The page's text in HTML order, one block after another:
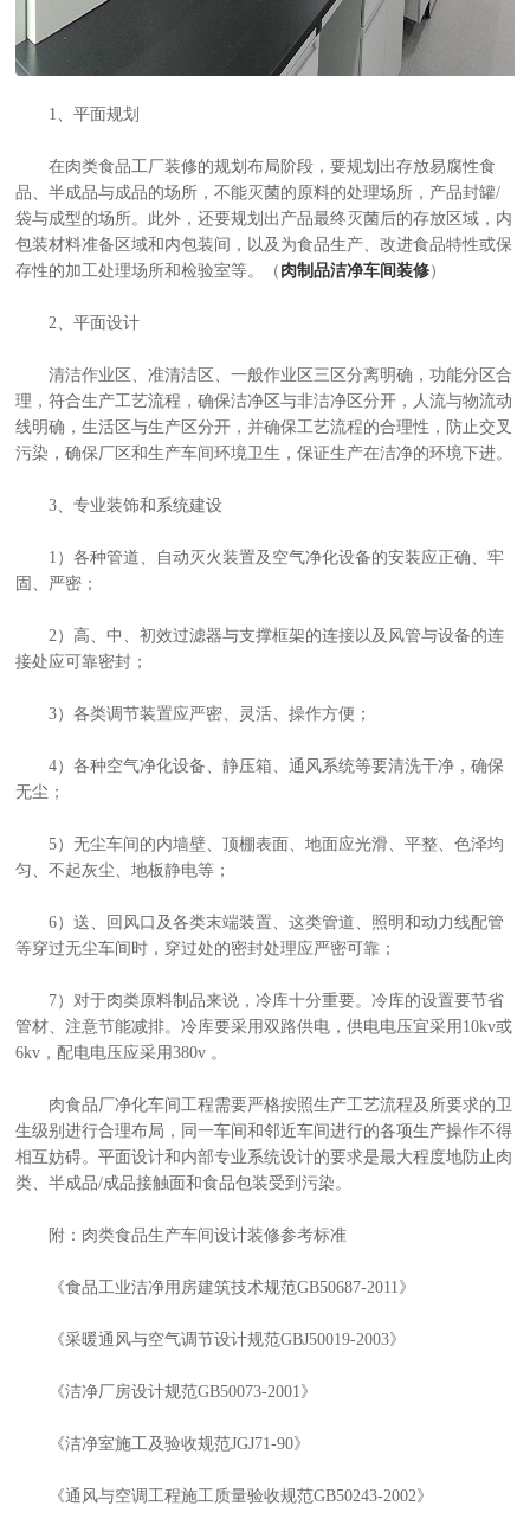
1、平面规划
在肉类食品工厂装修的规划布局阶段，要规划出存放易腐性食
品、半成品与成品的场所，不能灭菌的原料的处理场所，产品封罐/
袋与成型的场所。此外，还要规划出产品最终灭菌后的存放区域，内
包装材料准备区域和内包装间，以及为食品生产、改进食品特性或保
存性的加工处理场所和检验室等。（ 肉制品洁净车间装修）
2、平面设计
清洁作业区、准清洁区、一般作业区三区分离明确，功能分区合
理，符合生产工艺流程，确保洁净区与非洁净区分开，人流与物流动
线明确，生活区与生产区分开，并确保工艺流程的合理性，防止交叉
污染，确保厂区和生产车间环境卫生，保证生产在洁净的环境下进。
3、专业装饰和系统建设
1）各种管道、自动灭火装置及空气净化设备的安装应正确、牢
固、严密；
2）高、中、初效过滤器与支撑框架的连接以及风管与设备的连
接处应可靠密封；
3）各类调节装置应严密、灵活、操作方便；
4）各种空气净化设备、静压箱、通风系统等要清洗干净，确保
无尘；
5）无尘车间的内墙壁、顶棚表面、地面应光滑、平整、色泽均
匀、不起灰尘、地板静电等；
6）送、回风口及各类末端装置、这类管道、照明和动力线配管
等穿过无尘车间时，穿过处的密封处理应严密可靠；
7）对于肉类原料制品来说，冷库十分重要。冷库的设置要节省
管材、注意节能减排。冷库要采用双路供电，供电电压宜采用10kv或
6kv，配电电压应采用380v 。
肉食品厂净化车间工程需要严格按照生产工艺流程及所要求的卫
生级别进行合理布局，同一车间和邻近车间进行的各项生产操作不得
相互妨碍。平面设计和内部专业系统设计的要求是最大程度地防止肉
类、半成品/成品接触面和食品包装受到污染。
附：肉类食品生产车间设计装修参考标准
《食品工业洁净用房建筑技术规范GB50687-2011》
《采暖通风与空气调节设计规范GBJ50019-2003》
《洁净厂房设计规范GB50073-2001》
《洁净室施工及验收规范JGJ71-90》
《通风与空调工程施工质量验收规范GB50243-2002》